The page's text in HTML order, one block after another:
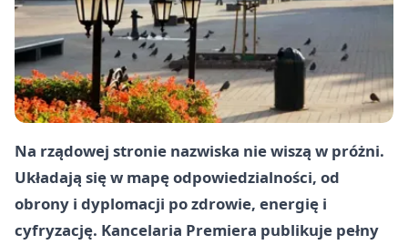
Na rządowej stronie nazwiska nie wiszą w próżni.
Układają się w mapę odpowiedzialności, od
obrony i dyplomacji po zdrowie, energię i
cyfryzację. Kancelaria Premiera publikuje pełny